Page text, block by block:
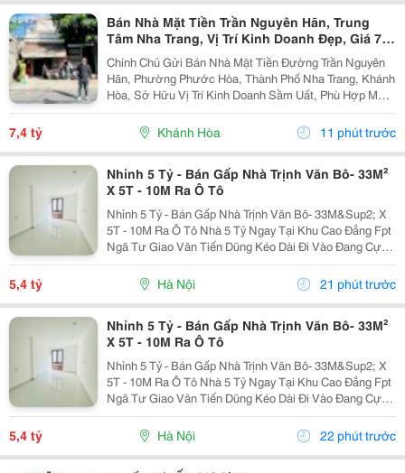
Bán Nhà Mặt Tiền Trần Nguyên Hãn, Trung
Tâm Nha Trang, Vị Trí Kinh Doanh Đẹp, Giá 7,4
Tỷ
Chính Chủ Gửi Bán Nhà Mặt Tiền Đường Trần Nguyên
Hãn, Phường Phước Hòa, Thành Phố Nha Trang, Khánh
Hòa, Sở Hữu Vị Trí Kinh Doanh Sầm Uất, Phù Hợp Mở
Cửa Hàng, Văn Phòng, Showroom Hoặc Đầu Tư Cho
Thuê Lâu Dài. Thông Tin Chi Tiết. - Địa Chỉ: Số...
7,4 tỷ Khánh Hòa 11 phút trước
Nhỉnh 5 Tỷ - Bán Gấp Nhà Trịnh Văn Bô- 33M²
X 5T - 10M Ra Ô Tô
Nhỉnh 5 Tỷ - Bán Gấp Nhà Trịnh Văn Bô- 33M&Sup2; X
5T - 10M Ra Ô Tô Nhà 5 Tỷ Ngay Tại Khu Cao Đẳng Fpt
Ngã Tư Giao Văn Tiến Dũng Kéo Dài Đi Vào Đang Cực
Kỳ Đẹp. Căn Này Lại Có 5 Tầng, Gần Ô Tô, Gần Phố Và
5,4 tỷ Hà Nội 21 phút trước
Nhỉnh 5 Tỷ - Bán Gấp Nhà Trịnh Văn Bô- 33M²
X 5T - 10M Ra Ô Tô
Nhỉnh 5 Tỷ - Bán Gấp Nhà Trịnh Văn Bô- 33M&Sup2; X
5T - 10M Ra Ô Tô Nhà 5 Tỷ Ngay Tại Khu Cao Đẳng Fpt
Ngã Tư Giao Văn Tiến Dũng Kéo Dài Đi Vào Đang Cực
Kỳ Đẹp. Căn Này Lại Có 5 Tầng, Gần Ô Tô, Gần Phố Và
5,4 tỷ Hà Nội 22 phút trước